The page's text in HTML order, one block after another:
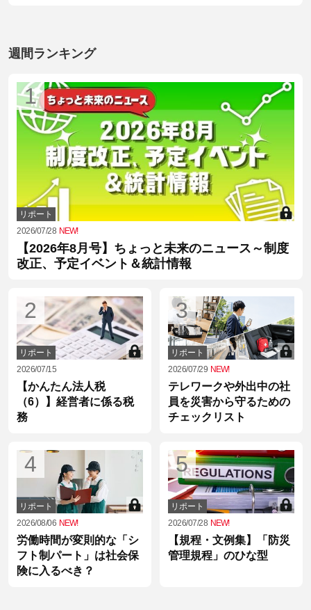
週間ランキング
1
リポート
2026/07/28 NEW!
【2026年8月号】ちょっと未来のニュース～制度
改正、予定イベント＆統計情報
2
リポート
2026/07/15
【かんたん法人税
（6）】経営者に係る税
務
3
リポート
2026/07/29 NEW!
テレワークや外出中の社
員を災害から守るための
チェックリスト
4
リポート
2026/08/06 NEW!
労働時間が変則的な「シ
フト制パート」は社会保
険に入るべき？
5
リポート
2026/07/28 NEW!
【規程・文例集】「防災
管理規程」のひな型